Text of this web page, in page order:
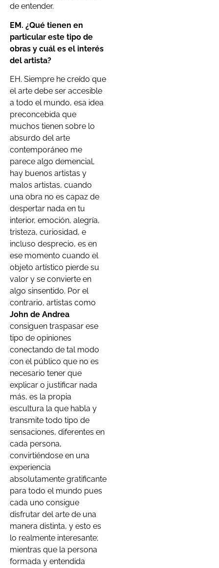
de entender.
EM. ¿Qué tienen en
particular este tipo de
obras y cuál es el interés
del artista?
EH. Siempre he creído que
el arte debe ser accesible
a todo el mundo, esa idea
preconcebida que
muchos tienen sobre lo
absurdo del arte
contemporáneo me
parece algo demencial,
hay buenos artistas y
malos artistas, cuando
una obra no es capaz de
despertar nada en tu
interior, emoción, alegría,
tristeza, curiosidad, e
incluso desprecio, es en
ese momento cuando el
objeto artístico pierde su
valor y se convierte en
algo sinsentido. Por el
contrario, artistas como
John de Andrea
consiguen traspasar ese
tipo de opiniones
conectando de tal modo
con el público que no es
necesario tener que
explicar o justificar nada
más, es la propia
escultura la que habla y
transmite todo tipo de
sensaciones, diferentes en
cada persona,
convirtiéndose en una
experiencia
absolutamente gratificante
para todo el mundo pues
cada uno consigue
disfrutar del arte de una
manera distinta, y esto es
lo realmente interesante;
mientras que la persona
formada y entendida